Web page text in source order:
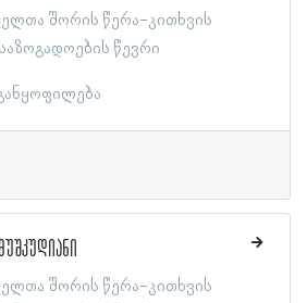
შორის წერა-კითხვის
წევრი
შორის წერა-კითხვის